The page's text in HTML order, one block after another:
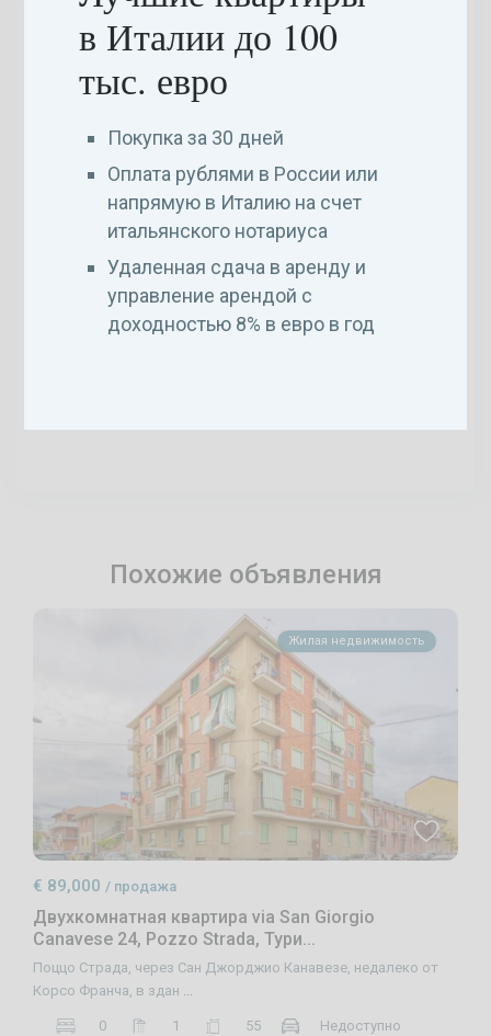
Похожие объявления
Жилая недвижимость
€ 89,000/ продажа
Двухкомнатная квартира via San Giorgio
Canavese 24, Pozzo Strada, Тури...
Поццо Страда, через Сан Джорджио Канавезе, недалеко от
Корсо Франча, в здан ...
0 1 55 Недоступно
в Италии до 100
тыс. евро
Покупка за 30 дней
Оплата рублями в России или
напрямую в Италию на счет
итальянского нотариуса
Удаленная сдача в аренду и
управление арендой с
доходностью 8% в евро в год